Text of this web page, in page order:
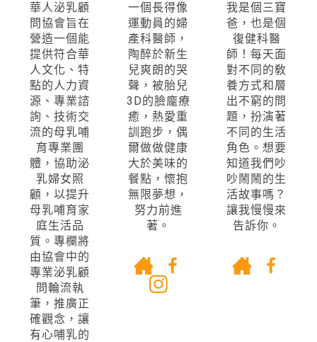
華人泌乳顧
問協會旨在
營造一個能
提供符合華
人文化、特
點的人力資
源、專業諮
詢、技術交
流的母乳哺
育專業團
體，協助泌
乳婦女照
顧，以提升
母乳哺育家
庭生活品
質。專欄將
由協會中的
專業泌乳顧
問輪流執
筆，推廣正
確觀念，讓
有心哺乳的
一個長得像
運動員的婦
產科醫師，
陶醉於新生
兒爽朗的哭
聲，被胎兒
3D的臉龐療
癒，熱愛重
訓跑步，偶
爾做做健康
大於美味的
餐點，懷抱
無限夢想，
努力前進
著。
我是個三寶
爸，也是個
復健科醫
師！每天面
對不同的敎
養方式和層
出不窮的問
題，扮演著
不同的生活
角色。想要
知道我們吵
吵鬧鬧的生
活故事嗎？
讓我慢慢來
告訴你。